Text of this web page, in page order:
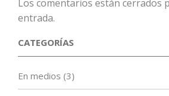
Los comentarios están cerrados
entrada.
CATEGORÍAS
En medios (3)